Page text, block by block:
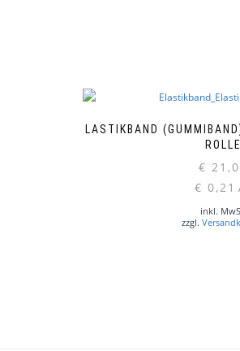
ELASTIKBAND
OLLE
€
€ 0,21
inkl.
zzgl.